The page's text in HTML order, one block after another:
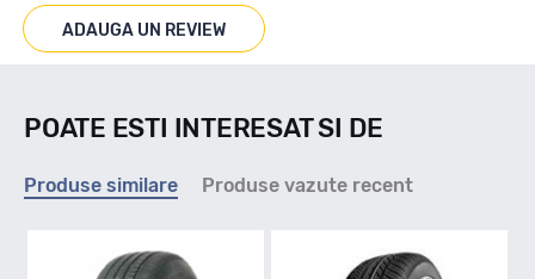
Marcaje
ADAUGA UN REVIEW
POATE ESTI INTERESAT SI DE
Produse similare Produse vazute recent